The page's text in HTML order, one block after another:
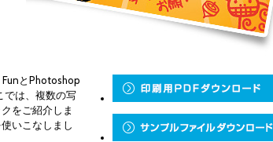
とPhotoshop
では、複数の写
をご紹介しま
いこなしまし